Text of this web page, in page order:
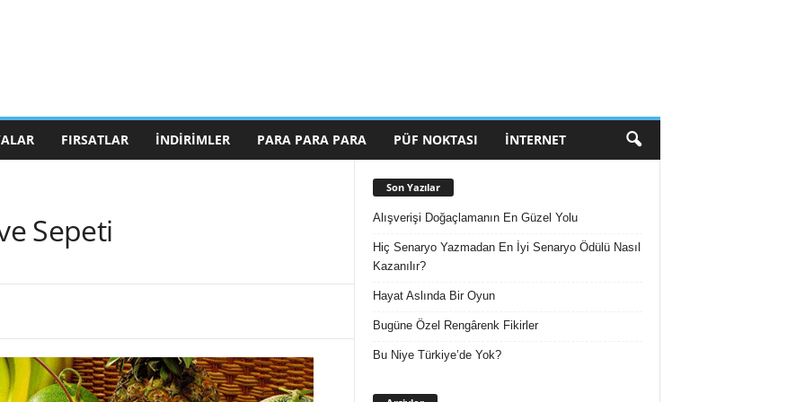
FIRSATLAR İNDIRIMLER PARA PARA PARA PÜF NOKTASI İNTERNET
Sepeti
Son Yazılar
Alışverişi Doğaçlamanın En Güzel Yolu
Hiç Senaryo Yazmadan En İyi Senaryo Ödülü Nasıl
Kazanılır?
Hayat Aslında Bir Oyun
Bugüne Özel Rengârenk Fikirler
Bu Niye Türkiye’de Yok?